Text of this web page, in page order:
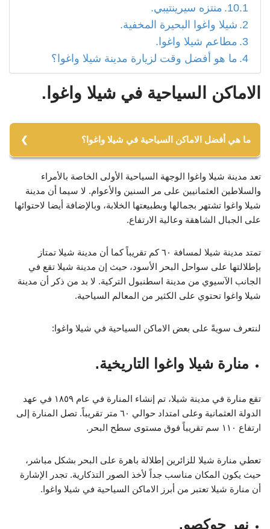
منتزه سيرينتيبي.
شيلا واغوا البحيرة المخفية.
مطاعم شيلا واغوا.
ما هو أفضل وقت لزيارة مدينة شيلا واغوا؟
الاماكن السياحية في شيلا واغوا.
ما هي أفضل الاماكن السياحية في شيلا واغوا؟
منارة شيلا واغوا التاريخية.
نهر جوكصو.
شاطئ اغوا.
شاطئ كوم بابا.
منتزه غولار.
مركز شيلا الثقافي.
متنزه البيرق.
منتزه سيرينتيبي.
تعد مدينة شيلا واغوا الوجهة السياحية الأولى الخاصة بالأمراء
والسلاطين العثمانيين على مر السنين والأعوام. لا سيما أن مدينة
شيلا واغوا تشتهر بجمالها وبطبيعتها الخلابة، وبالإضافة أيضا لاحتوائها
على الجبال الشاهقة وعالية الارتفاع.
تمتد مدينة شيلا لمسافة ٦٠ كم تقريباً كما أن مدينة شيلا تمتاز
بإطلالتها على سواحل البحر الأسود، حيث إن مدينة شيلا تقع في
الجانب الآسيوي من مدينة اسطنبول التركية. لا بد من ذكر أن مدينة
شيلا واغوا تحتوي على الكثير من المعالم السياحية.
لنتعرف سويةً على بعض الاماكن السياحية في شيلا واغوا:
منارة شيلا واغوا التاريخية.
تقع منارة في مدينة شيلا، تم إنشاء المنارة في عام ١٨٥٩ في عهد
الدولة العثمانية وعلى امتداد حوالي ٦٠ متر تقريباً. تصل المنارة إلى
ارتفاع ١١٠ سم تقريباً فوق مستوى سطح البحر.
تعطي منارة شيلا للزائرين إطلالة باهرة على البحر بشكل مباشر،
حيث يكون المكان مناسب جداً لأخذ الصور التذكارية. تجدر الإشارة
أن منارة شيلا تعتبر من أبرز الاماكن السياحية في شيلا واغوا.
نهر جوكصو.